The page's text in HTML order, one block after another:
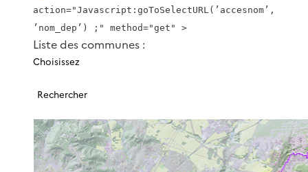
action="Javascript:goToSelectURL(’accesnom’,
’nom_dep’) ;" method="get" >
Liste des communes :